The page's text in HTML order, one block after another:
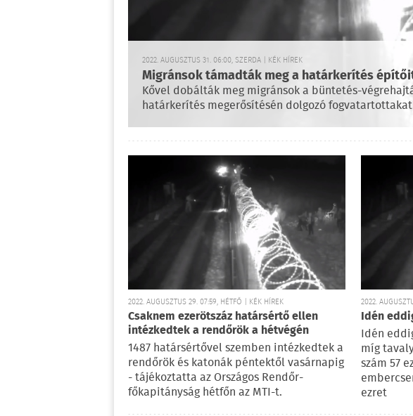
2022. AUGUSZTUS 31. 06:00, SZERDA | KÉK HÍREK
Migránsok támadták meg a határkerítés
Kővel dobálták meg migránsok a büntetés-
határkerítés megerősítésén dolgozó
2022. AUGUSZTUS 29. 07:59, HÉTFŐ | KÉK HÍREK
Csaknem ezerötszáz határsértő ellen
intézkedtek a rendőrök a hétvégén
1487 határsértővel szemben intézkedtek a
rendőrök és katonák péntektől vasárnapig
- tájékoztatta az Országos Rendőr-
főkapitányság hétfőn az MTI-t.
2022.
Idén
Idén
míg
szám 57
ezret